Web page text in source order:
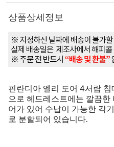
상품상세정보
핀란디아 엘리 도어 4서랍
으로 헤드레스트에는 깔끔
어가 있어 수납이 가능한 각
로 분할되어 있습니다.